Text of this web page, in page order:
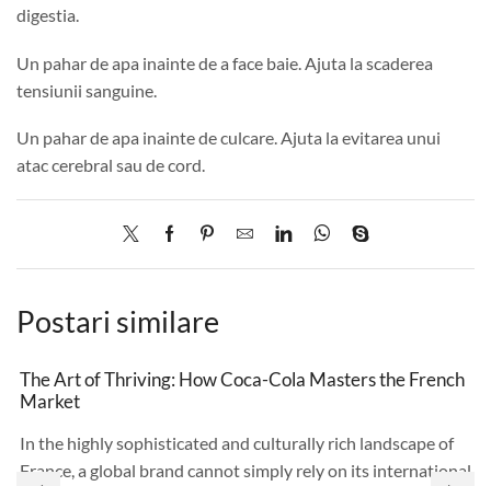
digestia.
Un pahar de apa inainte de a face baie. Ajuta la scaderea
tensiunii sanguine.
Un pahar de apa inainte de culcare. Ajuta la evitarea unui
atac cerebral sau de cord.
Postari similare
The Art of Thriving: How Coca-Cola Masters the French
Market
In the highly sophisticated and culturally rich landscape of
France, a global brand cannot simply rely on its international